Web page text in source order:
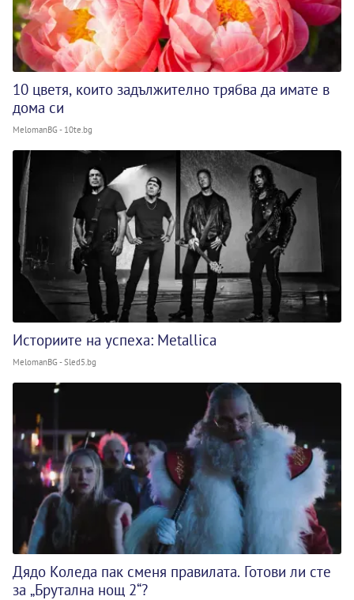
10 цветя, които задължително трябва да имате в
дома си
MelomanBG - 10te.bg
Историите на успеха: Metallica
MelomanBG - Sled5.bg
Дядо Коледа пак сменя правилата. Готови ли сте
за „Брутална нощ 2“?